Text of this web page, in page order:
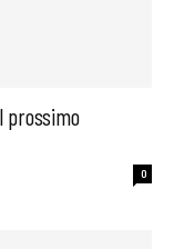
prossimo
0